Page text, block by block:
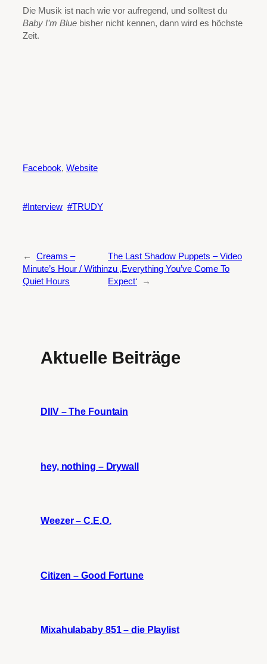
Die Musik ist nach wie vor aufregend, und solltest du
Baby I’m Blue bisher nicht kennen, dann wird es höchste
Zeit.
Facebook, Website
Interview TRUDY
←
Creams –
Minute’s Hour / Within
Quiet Hours
The Last Shadow Puppets – Video
zu ‚Everything You’ve Come To
Expect‘
→
Aktuelle Beiträge
DIIV – The Fountain
hey, nothing – Drywall
Weezer – C.E.O.
Citizen – Good Fortune
Mixahulababy 851 – die Playlist